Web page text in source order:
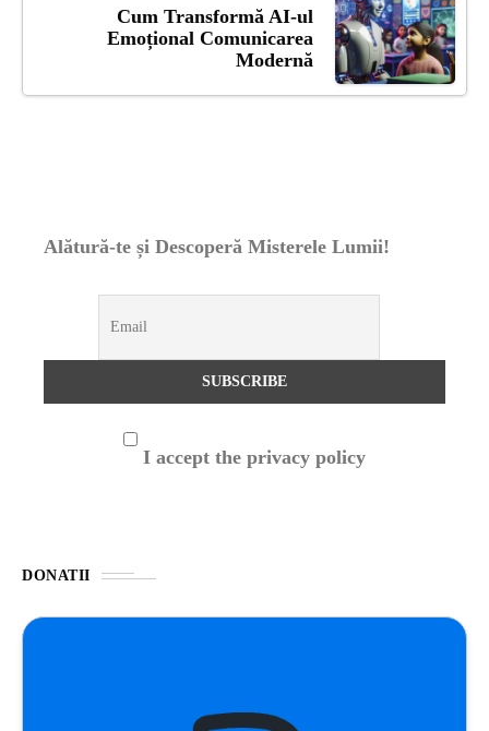
Cum Transformă AI-ul
Emoțional Comunicarea
Modernă
Alătură-te și Descoperă Misterele Lumii!
I accept the privacy policy
DONATII